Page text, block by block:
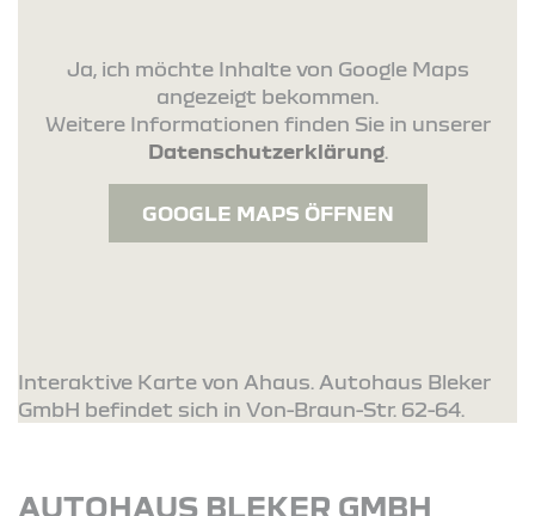
Ja, ich möchte Inhalte von Google Maps
angezeigt bekommen.
Weitere Informationen finden Sie in unserer
Datenschutzerklärung.
GOOGLE MAPS ÖFFNEN
Interaktive Karte von Ahaus. Autohaus Bleker
GmbH befindet sich in Von-Braun-Str. 62-64.
AUTOHAUS BLEKER GMBH